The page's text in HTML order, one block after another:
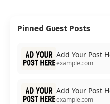
Pinned Guest Posts
Add Your Post
example.com
Add Your Post
example.com